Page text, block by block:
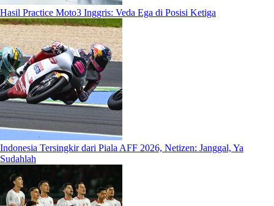
Hasil Practice Moto3 Inggris: Veda Ega di Posisi Ketiga
Indonesia Tersingkir dari Piala AFF 2026, Netizen: Janggal, Ya
Sudahlah